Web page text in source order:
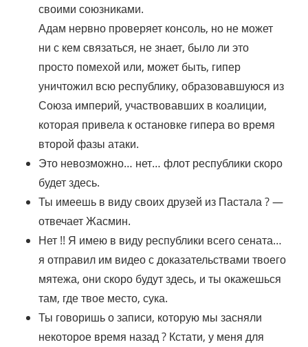
своими союзниками.
Адам нервно проверяет консоль, но не может
ни с кем связаться, не знает, было ли это
просто помехой или, может быть, гипер
уничтожил всю республику, образовавшуюся из
Союза империй, участвовавших в коалиции,
которая привела к остановке гипера во время
второй фазы атаки.
Это невозможно… нет… флот республики скоро
будет здесь.
Ты имеешь в виду своих друзей из Пастала ? —
отвечает Жасмин.
Нет !! Я имею в виду республики всего сената…
я отправил им видео с доказательствами твоего
мятежа, они скоро будут здесь, и ты окажешься
там, где твое место, сука.
Ты говоришь о записи, которую мы засняли
некоторое время назад ? Кстати, у меня для